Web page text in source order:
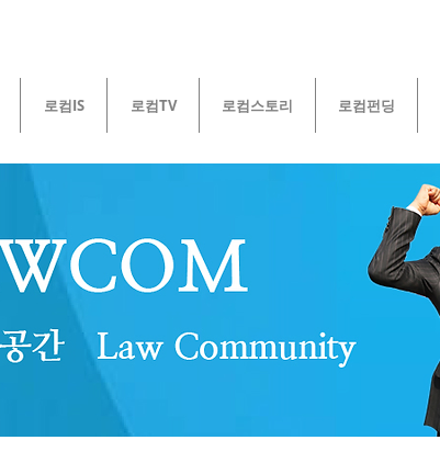
로컴IS 로컴TV 로컴스토리 로컴펀딩